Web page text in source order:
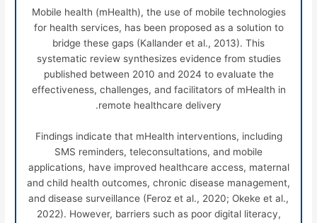
Mobile health (mHealth), the use of mobile technologies
for health services, has been proposed as a solution to
bridge these gaps (Kallander et al., 2013). This
systematic review synthesizes evidence from studies
published between 2010 and 2024 to evaluate the
effectiveness, challenges, and facilitators of mHealth in
remote healthcare delivery.
Findings indicate that mHealth interventions, including
SMS reminders, teleconsultations, and mobile
applications, have improved healthcare access, maternal
and child health outcomes, chronic disease management,
and disease surveillance (Feroz et al., 2020; Okeke et al.,
2022). However, barriers such as poor digital literacy,